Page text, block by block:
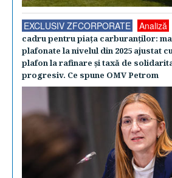
EXCLUSIV ZFCORPORATE Analiză
cadru pentru piaţa carburanţilor:
plafonate la nivelul din 2025 ajustat
plafon la rafinare şi taxă de
progresiv. Ce spune OMV Petrom